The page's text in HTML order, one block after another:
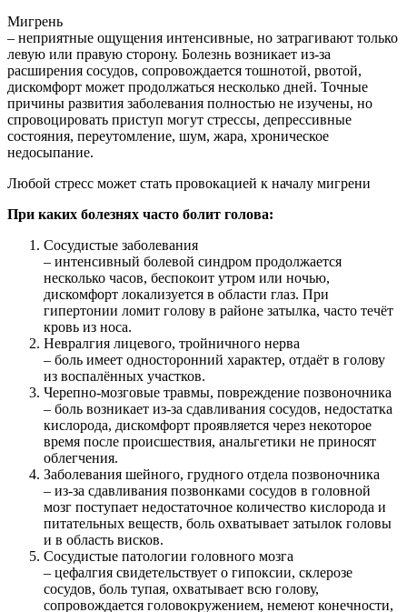
Мигрень
– неприятные ощущения интенсивные, но затрагивают только
левую или правую сторону. Болезнь возникает из-за
расширения сосудов, сопровождается тошнотой, рвотой,
дискомфорт может продолжаться несколько дней. Точные
причины развития заболевания полностью не изучены, но
спровоцировать приступ могут стрессы, депрессивные
состояния, переутомление, шум, жара, хроническое
недосыпание.
Любой стресс может стать провокацией к началу мигрени
При каких болезнях часто болит голова:
Сосудистые заболевания
– интенсивный болевой синдром продолжается
несколько часов, беспокоит утром или ночью,
дискомфорт локализуется в области глаз. При
гипертонии ломит голову в районе затылка, часто течёт
кровь из носа.
Невралгия лицевого, тройничного нерва
– боль имеет односторонний характер, отдаёт в голову
из воспалённых участков.
Черепно-мозговые травмы, повреждение позвоночника
– боль возникает из-за сдавливания сосудов, недостатка
кислорода, дискомфорт проявляется через некоторое
время после происшествия, анальгетики не приносят
облегчения.
Заболевания шейного, грудного отдела позвоночника
– из-за сдавливания позвонками сосудов в головной
мозг поступает недостаточное количество кислорода и
питательных веществ, боль охватывает затылок головы
и в область висков.
Сосудистые патологии головного мозга
– цефалгия свидетельствует о гипоксии, склерозе
сосудов, боль тупая, охватывает всю голову,
сопровождается головокружением, немеют конечности,